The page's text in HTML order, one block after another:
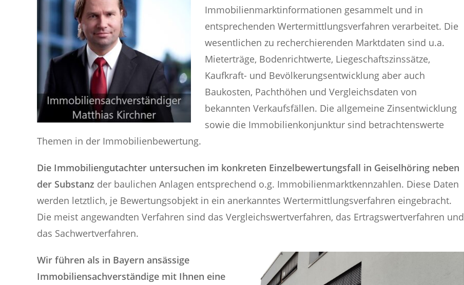
Immobilienmarktinformationen gesammelt und in
entsprechenden Wertermittlungsverfahren verarbeitet. Die
wesentlichen zu recherchierenden Marktdaten sind u.a.
Mieterträge, Bodenrichtwerte, Liegeschaftszinssätze,
Kaufkraft- und Bevölkerungsentwicklung aber auch
Baukosten, Pachthöhen und Vergleichsdaten von
bekannten Verkaufsfällen. Die allgemeine Zinsentwicklung
sowie die Immobilienkonjunktur sind betrachtenswerte
Themen in der Immobilienbewertung.
Die Immobiliengutachter untersuchen im konkreten Einzelbewertungsfall in Geiselhöring neben
der Substanz der baulichen Anlagen entsprechend o.g. Immobilienmarktkennzahlen. Diese Daten
werden letztlich, je Bewertungsobjekt in ein anerkanntes Wertermittlungsverfahren eingebracht.
Die meist angewandten Verfahren sind das Vergleichswertverfahren, das Ertragswertverfahren und
das Sachwertverfahren.
Wir führen als in Bayern ansässige
Immobiliensachverständige mit Ihnen eine